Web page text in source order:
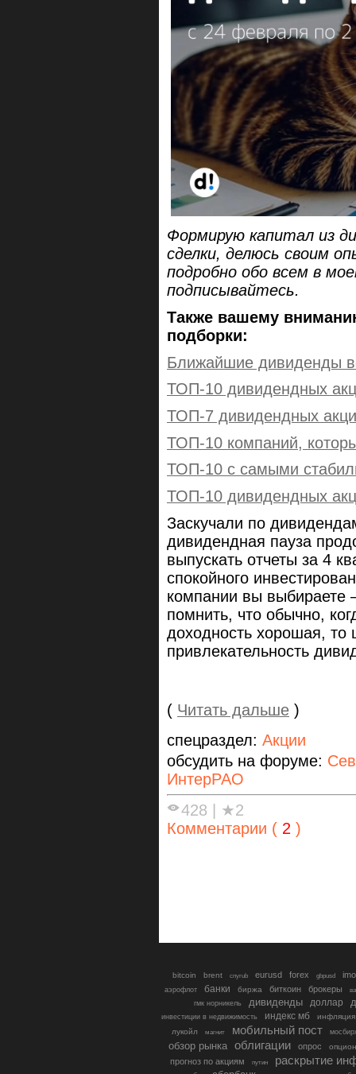
Формирую капитал из
сделки, делюсь своим
подробно обо всем в
подписывайтесь.
Также вашему
подборки:
Ближайшие дивиденды
ТОП-10 дивидендных
ТОП-7 дивидендных
ТОП-10 компаний,
ТОП-10 с самыми
ТОП-10 дивидендных
Заскучали по
дивидендная пауза
выпускать отчеты за 4
спокойного
компании вы выбираете
помнить, что обычно,
доходность хорошая, то
привлекательность
( Читать дальше )
спецраздел: Акции
обсудить на форуме:
ИнтерРАО
428
★2
Комментарии ( 2 )
bitcoin brent cnyrub eurusd forex gbpusd
аэрофлот банки биржа биткоин брокеры
гмк норникель
дивиденды доллар
инвестиции в недвижимость индекс мб
инфляция
лукойл
магнит мобильный пост
обзор рынка облигации опрос
прогноз по акциям путин раскрытие